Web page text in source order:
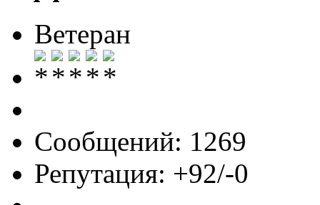
Ветеран
Сообщений: 1269
Репутация: +92/-0